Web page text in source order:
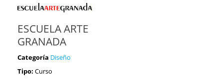
ESCUELA ARTE
GRANADA
Categoría Diseño
Tipo: Curso